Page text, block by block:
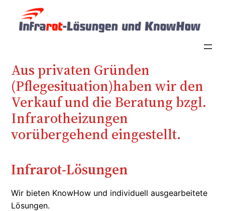
springen
Aus privaten Gründen
(Pflegesituation)haben wir den
Verkauf und die Beratung bzgl.
Infrarotheizungen
vorübergehend eingestellt.
Infrarot-Lösungen
Wir bieten KnowHow und individuell ausgearbeitete
Lösungen.